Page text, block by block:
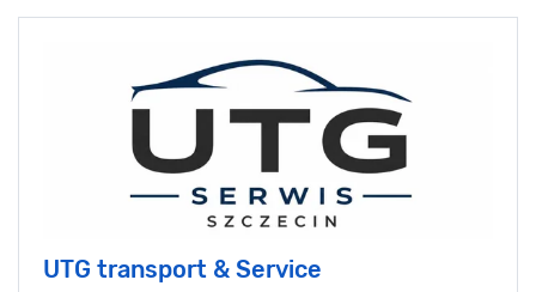
UTG transport & Service